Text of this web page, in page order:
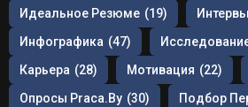
Идеальное Резюме (19)
Инфографика (47)
Карьера (28) Мотивация (22)
Опросы Praca.by (30) Подбор